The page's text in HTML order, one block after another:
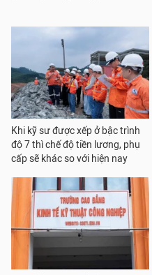
Khi kỹ sư được xếp ở bậc trình
độ 7 thì chế độ tiền lương, phụ
cấp sẽ khác so với hiện nay